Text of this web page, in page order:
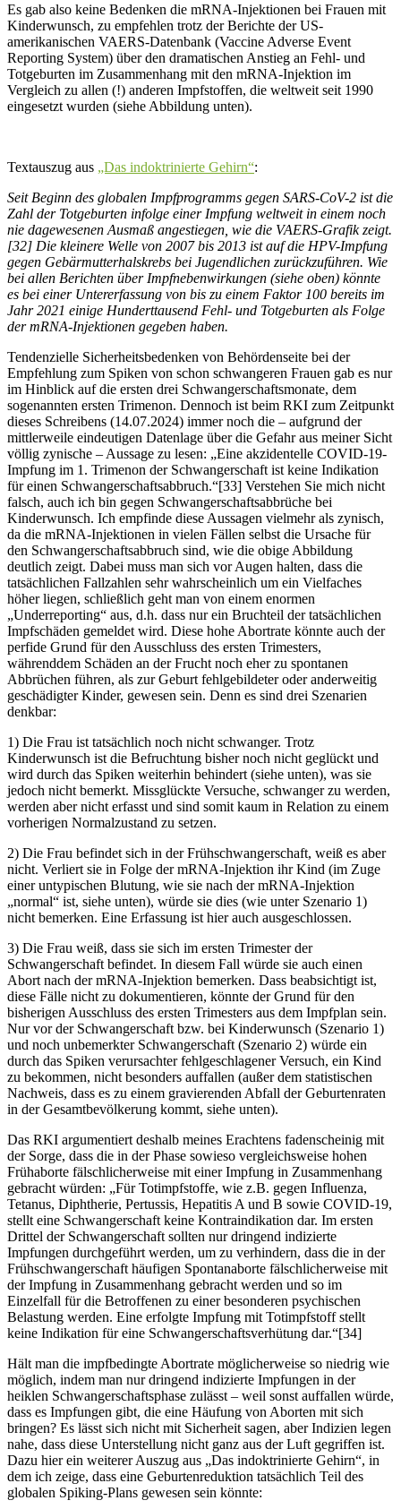
Es gab also keine Bedenken die mRNA-Injektionen bei Frauen mit
Kinderwunsch, zu empfehlen trotz der Berichte der US-
amerikanischen VAERS-Datenbank (Vaccine Adverse Event
Reporting System) über den dramatischen Anstieg an Fehl- und
Totgeburten im Zusammenhang mit den mRNA-Injektion im
Vergleich zu allen (!) anderen Impfstoffen, die weltweit seit 1990
eingesetzt wurden (siehe Abbildung unten).
Textauszug aus „Das indoktrinierte Gehirn“:
Seit Beginn des globalen Impfprogramms gegen SARS-CoV-2 ist die
Zahl der Totgeburten infolge einer Impfung weltweit in einem noch
nie dagewesenen Ausmaß angestiegen, wie die VAERS-Grafik zeigt.
[32] Die kleinere Welle von 2007 bis 2013 ist auf die HPV-Impfung
gegen Gebärmutterhalskrebs bei Jugendlichen zurückzuführen. Wie
bei allen Berichten über Impfnebenwirkungen (siehe oben) könnte
es bei einer Untererfassung von bis zu einem Faktor 100 bereits im
Jahr 2021 einige Hunderttausend Fehl- und Totgeburten als Folge
der mRNA-Injektionen gegeben haben.
Tendenzielle Sicherheitsbedenken von Behördenseite bei der
Empfehlung zum Spiken von schon schwangeren Frauen gab es nur
im Hinblick auf die ersten drei Schwangerschaftsmonate, dem
sogenannten ersten Trimenon. Dennoch ist beim RKI zum Zeitpunkt
dieses Schreibens (14.07.2024) immer noch die – aufgrund der
mittlerweile eindeutigen Datenlage über die Gefahr aus meiner Sicht
völlig zynische – Aussage zu lesen: „Eine akzidentelle COVID-19-
Impfung im 1. Trimenon der Schwangerschaft ist keine Indikation
für einen Schwangerschaftsabbruch.“[33] Verstehen Sie mich nicht
falsch, auch ich bin gegen Schwangerschaftsabbrüche bei
Kinderwunsch. Ich empfinde diese Aussagen vielmehr als zynisch,
da die mRNA-Injektionen in vielen Fällen selbst die Ursache für
den Schwangerschaftsabbruch sind, wie die obige Abbildung
deutlich zeigt. Dabei muss man sich vor Augen halten, dass die
tatsächlichen Fallzahlen sehr wahrscheinlich um ein Vielfaches
höher liegen, schließlich geht man von einem enormen
„Underreporting“ aus, d.h. dass nur ein Bruchteil der tatsächlichen
Impfschäden gemeldet wird. Diese hohe Abortrate könnte auch der
perfide Grund für den Ausschluss des ersten Trimesters,
währenddem Schäden an der Frucht noch eher zu spontanen
Abbrüchen führen, als zur Geburt fehlgebildeter oder anderweitig
geschädigter Kinder, gewesen sein. Denn es sind drei Szenarien
denkbar:
1) Die Frau ist tatsächlich noch nicht schwanger. Trotz
Kinderwunsch ist die Befruchtung bisher noch nicht geglückt und
wird durch das Spiken weiterhin behindert (siehe unten), was sie
jedoch nicht bemerkt. Missglückte Versuche, schwanger zu werden,
werden aber nicht erfasst und sind somit kaum in Relation zu einem
vorherigen Normalzustand zu setzen.
2) Die Frau befindet sich in der Frühschwangerschaft, weiß es aber
nicht. Verliert sie in Folge der mRNA-Injektion ihr Kind (im Zuge
einer untypischen Blutung, wie sie nach der mRNA-Injektion
„normal“ ist, siehe unten), würde sie dies (wie unter Szenario 1)
nicht bemerken. Eine Erfassung ist hier auch ausgeschlossen.
3) Die Frau weiß, dass sie sich im ersten Trimester der
Schwangerschaft befindet. In diesem Fall würde sie auch einen
Abort nach der mRNA-Injektion bemerken. Dass beabsichtigt ist,
diese Fälle nicht zu dokumentieren, könnte der Grund für den
bisherigen Ausschluss des ersten Trimesters aus dem Impfplan sein.
Nur vor der Schwangerschaft bzw. bei Kinderwunsch (Szenario 1)
und noch unbemerkter Schwangerschaft (Szenario 2) würde ein
durch das Spiken verursachter fehlgeschlagener Versuch, ein Kind
zu bekommen, nicht besonders auffallen (außer dem statistischen
Nachweis, dass es zu einem gravierenden Abfall der Geburtenraten
in der Gesamtbevölkerung kommt, siehe unten).
Das RKI argumentiert deshalb meines Erachtens fadenscheinig mit
der Sorge, dass die in der Phase sowieso vergleichsweise hohen
Frühaborte fälschlicherweise mit einer Impfung in Zusammenhang
gebracht würden: „Für Totimpfstoffe, wie z.B. gegen Influenza,
Tetanus, Diphtherie, Pertussis, Hepatitis A und B sowie COVID-19,
stellt eine Schwangerschaft keine Kontraindikation dar. Im ersten
Drittel der Schwangerschaft sollten nur dringend indizierte
Impfungen durchgeführt werden, um zu verhindern, dass die in der
Frühschwangerschaft häufigen Spontanaborte fälschlicherweise mit
der Impfung in Zusammenhang gebracht werden und so im
Einzelfall für die Betroffenen zu einer besonderen psychischen
Belastung werden. Eine erfolgte Impfung mit Totimpfstoff stellt
keine Indikation für eine Schwangerschaftsverhütung dar.“[34]
Hält man die impfbedingte Abortrate möglicherweise so niedrig wie
möglich, indem man nur dringend indizierte Impfungen in der
heiklen Schwangerschaftsphase zulässt – weil sonst auffallen würde,
dass es Impfungen gibt, die eine Häufung von Aborten mit sich
bringen? Es lässt sich nicht mit Sicherheit sagen, aber Indizien legen
nahe, dass diese Unterstellung nicht ganz aus der Luft gegriffen ist.
Dazu hier ein weiterer Auszug aus „Das indoktrinierte Gehirn“, in
dem ich zeige, dass eine Geburtenreduktion tatsächlich Teil des
globalen Spiking-Plans gewesen sein könnte: